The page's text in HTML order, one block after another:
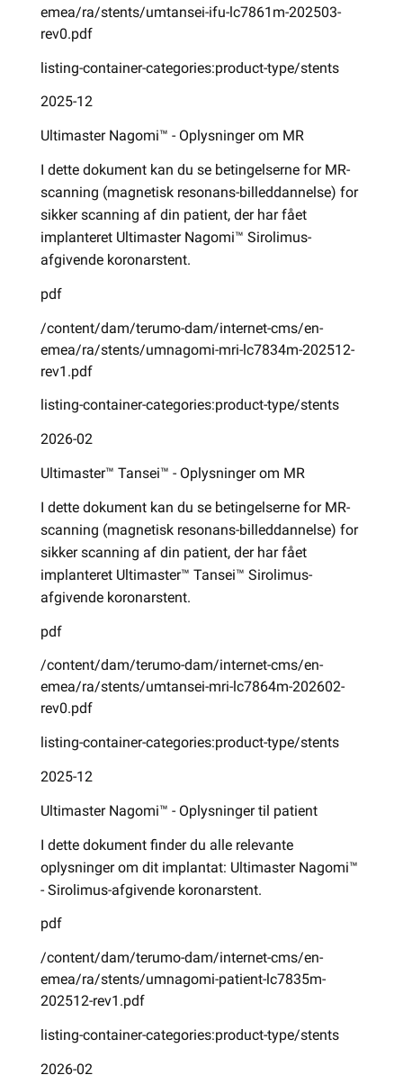
emea/ra/stents/umtansei-ifu-lc7861m-202503-
rev0.pdf
listing-container-categories:product-type/stents
2025-12
Ultimaster Nagomi™ - Oplysninger om MR
I dette dokument kan du se betingelserne for MR-
scanning (magnetisk resonans-billeddannelse) for
sikker scanning af din patient, der har fået
implanteret Ultimaster Nagomi™ Sirolimus-
afgivende koronarstent.
pdf
/content/dam/terumo-dam/internet-cms/en-
emea/ra/stents/umnagomi-mri-lc7834m-202512-
rev1.pdf
listing-container-categories:product-type/stents
2026-02
Ultimaster™ Tansei™ - Oplysninger om MR
I dette dokument kan du se betingelserne for MR-
scanning (magnetisk resonans-billeddannelse) for
sikker scanning af din patient, der har fået
implanteret Ultimaster™ Tansei™ Sirolimus-
afgivende koronarstent.
pdf
/content/dam/terumo-dam/internet-cms/en-
emea/ra/stents/umtansei-mri-lc7864m-202602-
rev0.pdf
listing-container-categories:product-type/stents
2025-12
Ultimaster Nagomi™ - Oplysninger til patient
I dette dokument finder du alle relevante
oplysninger om dit implantat: Ultimaster Nagomi™
- Sirolimus-afgivende koronarstent.
pdf
/content/dam/terumo-dam/internet-cms/en-
emea/ra/stents/umnagomi-patient-lc7835m-
202512-rev1.pdf
listing-container-categories:product-type/stents
2026-02